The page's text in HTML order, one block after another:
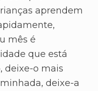
aprendem
mês é
que está
deixe-o mais
deixe-a